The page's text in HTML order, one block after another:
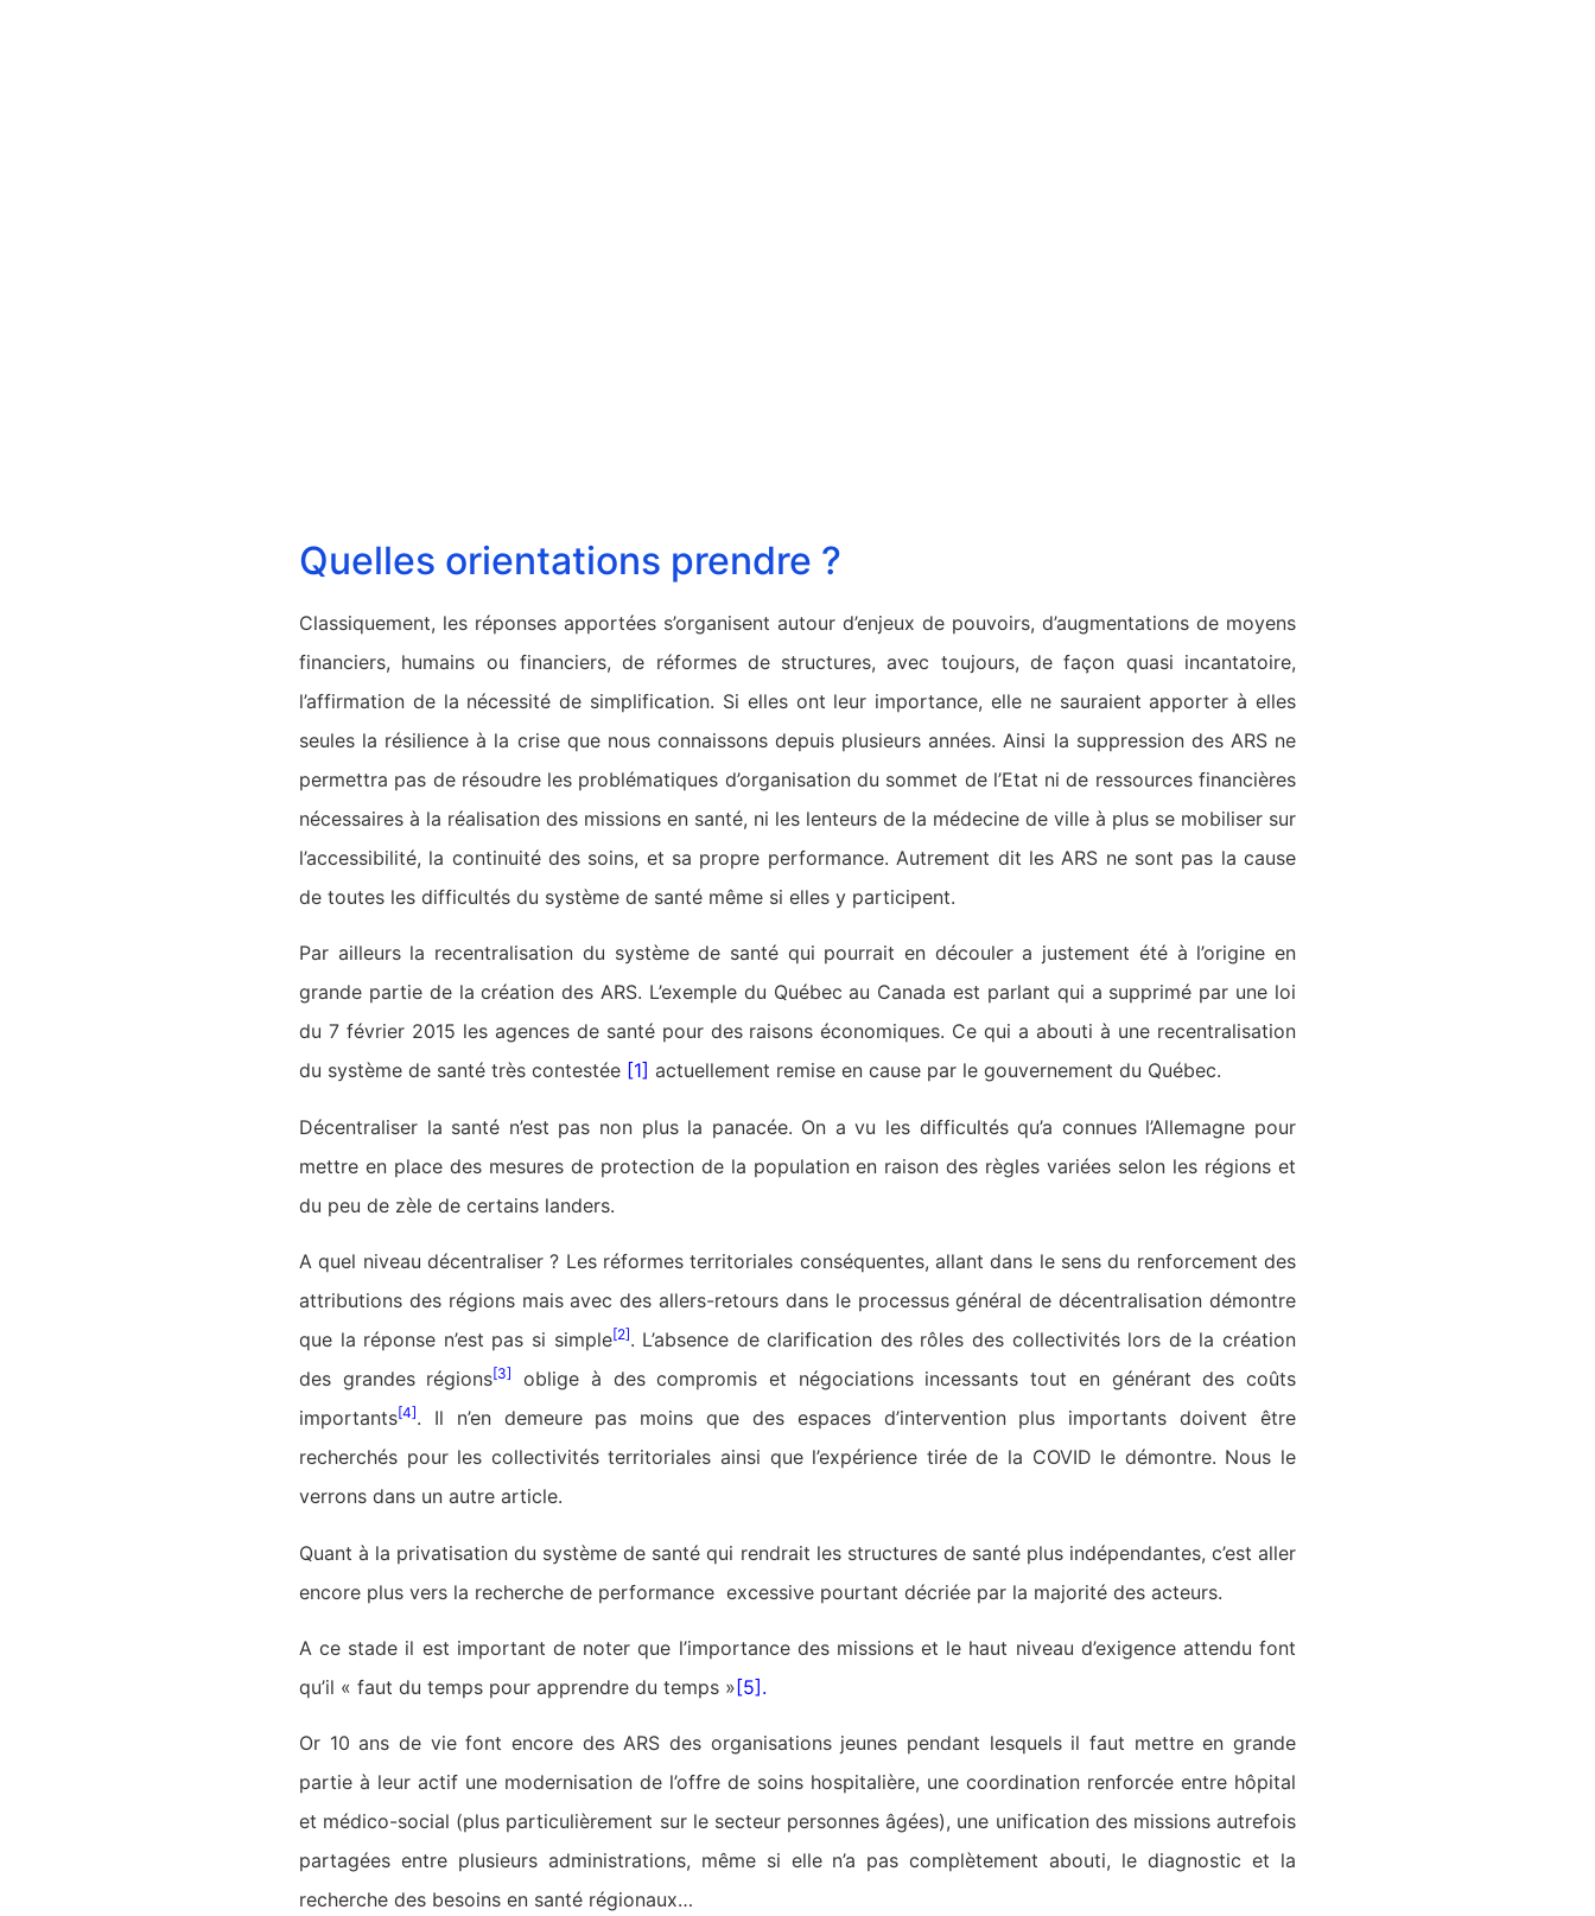
Quelles orientations prendre ?
Classiquement, les réponses apportées s’organisent autour d’enjeux de pouvoirs, d’augmentations de moyens
financiers, humains ou financiers, de réformes de structures, avec toujours, de façon quasi incantatoire,
l’affirmation de la nécessité de simplification. Si elles ont leur importance, elle ne sauraient apporter à elles
seules la résilience à la crise que nous connaissons depuis plusieurs années. Ainsi la suppression des ARS ne
permettra pas de résoudre les problématiques d’organisation du sommet de l’Etat ni de ressources financières
nécessaires à la réalisation des missions en santé, ni les lenteurs de la médecine de ville à plus se mobiliser sur
l’accessibilité, la continuité des soins, et sa propre performance. Autrement dit les ARS ne sont pas la cause
de toutes les difficultés du système de santé même si elles y participent.
Par ailleurs la recentralisation du système de santé qui pourrait en découler a justement été à l’origine en
grande partie de la création des ARS. L’exemple du Québec au Canada est parlant qui a supprimé par une loi
du 7 février 2015 les agences de santé pour des raisons économiques. Ce qui a abouti à une recentralisation
du système de santé très contestée [1] actuellement remise en cause par le gouvernement du Québec.
Décentraliser la santé n’est pas non plus la panacée. On a vu les difficultés qu’a connues l’Allemagne pour
mettre en place des mesures de protection de la population en raison des règles variées selon les régions et
du peu de zèle de certains landers.
A quel niveau décentraliser ? Les réformes territoriales conséquentes, allant dans le sens du renforcement des
attributions des régions mais avec des allers-retours dans le processus général de décentralisation démontre
que la réponse n’est pas si simple[2]. L’absence de clarification des rôles des collectivités lors de la création
des grandes régions[3]
oblige à des compromis et négociations incessants tout en générant des coûts
importants[4]. Il n’en demeure pas moins que des espaces d’intervention plus importants doivent être
recherchés pour les collectivités territoriales ainsi que l’expérience tirée de la COVID le démontre. Nous le
verrons dans un autre article.
Quant à la privatisation du système de santé qui rendrait les structures de santé plus indépendantes, c’est aller
encore plus vers la recherche de performance excessive pourtant décriée par la majorité des acteurs.
A ce stade il est important de noter que l’importance des missions et le haut niveau d’exigence attendu font
qu’il « faut du temps pour apprendre du temps »[5].
Or 10 ans de vie font encore des ARS des organisations jeunes pendant lesquels il faut mettre en grande
partie à leur actif une modernisation de l’offre de soins hospitalière, une coordination renforcée entre hôpital
et médico-social (plus particulièrement sur le secteur personnes âgées), une unification des missions autrefois
partagées entre plusieurs administrations, même si elle n’a pas complètement abouti, le diagnostic et la
recherche des besoins en santé régionaux…